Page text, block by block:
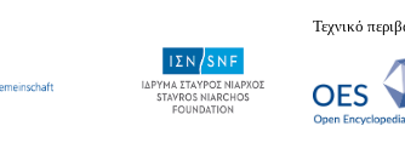
Τεχνικό